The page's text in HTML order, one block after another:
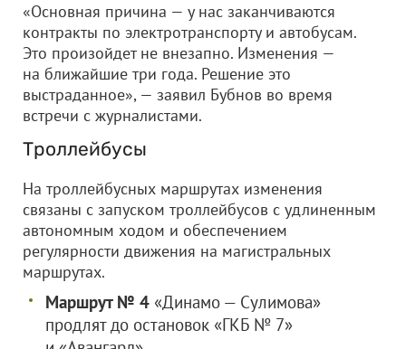
«Основная причина — у нас заканчиваются
контракты по электротранспорту и автобусам.
Это произойдет не внезапно. Изменения —
на ближайшие три года. Решение это
выстраданное», — заявил Бубнов во время
встречи с журналистами.
Троллейбусы
На троллейбусных маршрутах изменения
связаны с запуском троллейбусов с удлиненным
автономным ходом и обеспечением
регулярности движения на магистральных
маршрутах.
Маршрут № 4 «Динамо — Сулимова»
продлят до остановок «ГКБ № 7»